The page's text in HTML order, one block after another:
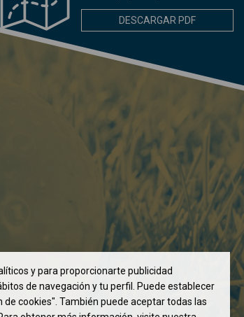
DESCARGAR PDF
y para proporcionarte publicidad
de navegación y tu perfil. Puede establecer
cookies". También puede aceptar todas las